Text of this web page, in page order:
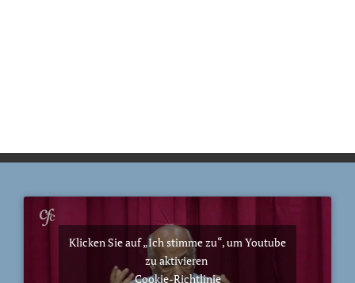
Klicken Sie auf „Ich stimme zu“, um Youtube
zu aktivieren
Cookie-Richtlinie